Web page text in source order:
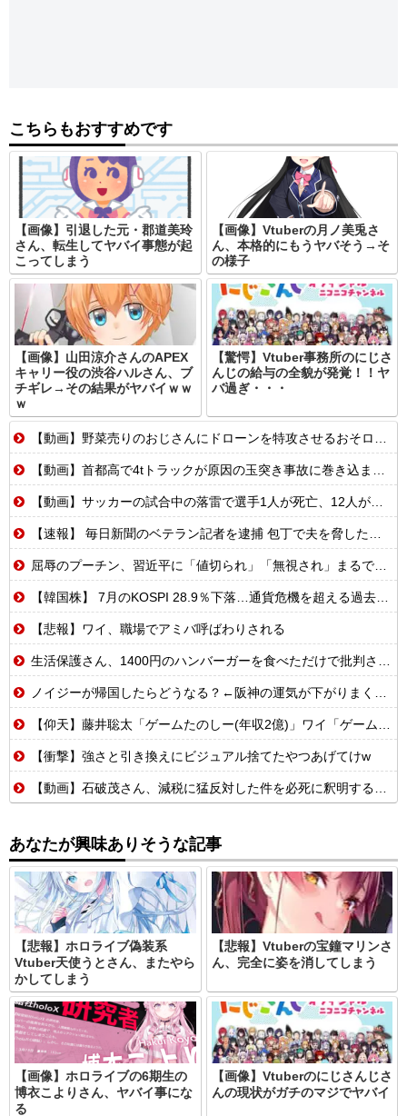
こちらもおすすめです
【画像】引退した元・郡道美玲
さん、転生してヤバイ事態が起
こってしまう
【画像】Vtuberの月ノ美兎さ
ん、本格的にもうヤバそう→そ
の様子
【画像】山田涼介さんのAPEX
キャリー役の渋谷ハルさん、ブ
チギレ→その結果がヤバイｗｗ
ｗ
【驚愕】Vtuber事務所のにじさ
んじの給与の全貌が発覚！！ヤ
バ過ぎ・・・
【動画】野菜売りのおじさんにドローンを特攻させるおそロシア。
【動画】首都高で4tトラックが原因の玉突き事故に巻き込まれた軽バンの車載。
【動画】サッカーの試合中の落雷で選手1人が死亡、12人が負傷した事故。
【速報】 毎日新聞のベテラン記者を逮捕 包丁で夫を脅した容疑
屈辱のプーチン、習近平に「値切られ」「無視され」まるで主従関係…ロシアが中国の属国になりつつある！
【韓国株】 7月のKOSPI 28.9％下落…通貨危機を超える過去最大の下げ幅
【悲報】ワイ、職場でアミバ呼ばわりされる
生活保護さん、1400円のハンバーガーを食べただけで批判される
ノイジーが帰国したらどうなる？←阪神の運気が下がりまくるやろな
【仰天】藤井聡太「ゲームたのしー(年収2億)」ワイ「ゲームたのしー(年収200万)」
【衝撃】強さと引き換えにビジュアル捨てたやつあげてけw
【動画】石破茂さん、減税に猛反対した件を必死に釈明するも更に大炎上wwwww
あなたが興味ありそうな記事
【悲報】ホロライブ偽装系
Vtuber天使うとさん、またやら
かしてしまう
【悲報】Vtuberの宝鐘マリンさ
ん、完全に姿を消してしまう
【画像】ホロライブの6期生の
博衣こよりさん、ヤバイ事にな
る
【画像】Vtuberのにじさんじさ
んの現状がガチのマジでヤバイ